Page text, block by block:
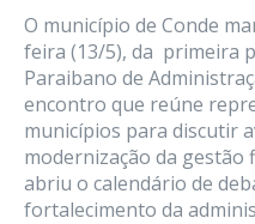
O município de Conde
feira (13/5), da primeira
Paraibano de
encontro que reúne
municípios para discutir
modernização da gestão
abriu o calendário de
fortalecimento da